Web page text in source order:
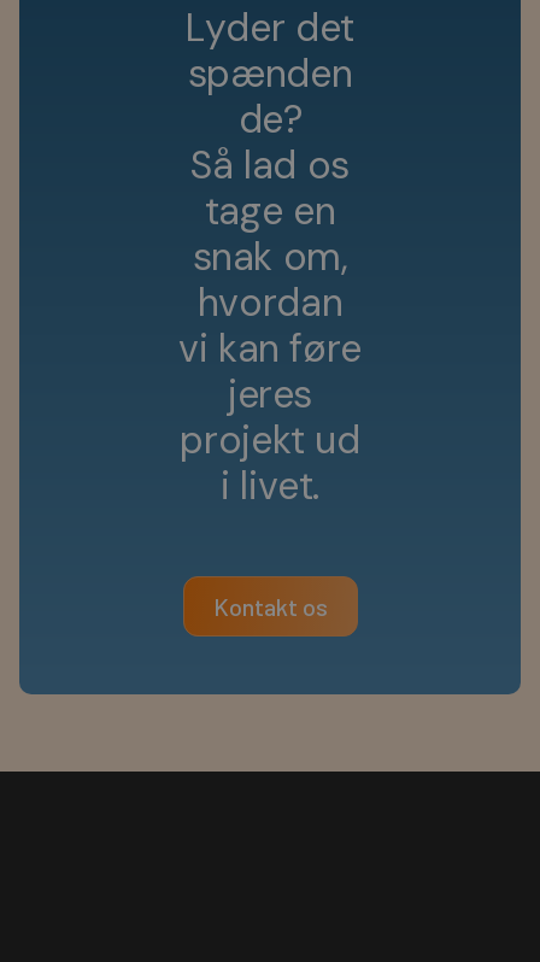
Lyder det
spænden
de?
Så lad os
tage en
snak om,
hvordan
vi kan føre
jeres
projekt ud
i livet.
Kontakt os